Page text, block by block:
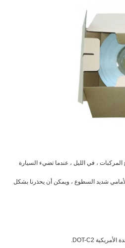
المركبات ، في الليل ، عندما تضيء السيارة
شديد السطوع ، ويمكن أن يحذرنا بشكل